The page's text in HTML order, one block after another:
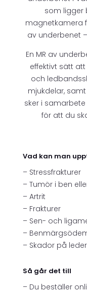
som ligger
magnetkamera
av underbenet
En MR av
effektivt sätt
och
mjukdelar,
sker i
för att du
Vad kan man
– Stressfrakturer
– Tumör i ben
– Artrit
– Frakturer
– Sen- och
–
– Skador på
Så går det till
– Du beställer